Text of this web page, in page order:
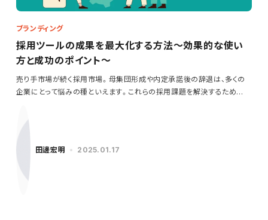
ブランディング
採用ツールの成果を最大化する方法～効果的な使い
方と成功のポイント～
売り手市場が続く採用市場。母集団形成や内定承諾後の辞退は、多くの
企業にとって悩みの種といえます。これらの採用課題を解決するため
田邊宏明 2025.01.17